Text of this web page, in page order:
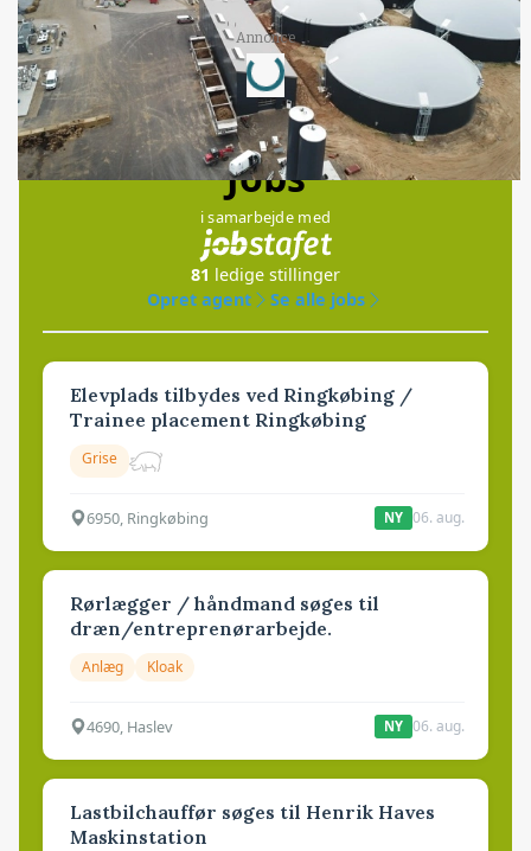
Annonce
Loading...
Jobs
i samarbejde med
81 ledige stillinger
Opret agent
Se alle jobs
Elevplads tilbydes ved Ringkøbing /
Trainee placement Ringkøbing
Grise
6950, Ringkøbing NY 06. aug.
Rørlægger / håndmand søges til
dræn/entreprenørarbejde.
Anlæg Kloak
4690, Haslev NY 06. aug.
Lastbilchauffør søges til Henrik Haves
Maskinstation